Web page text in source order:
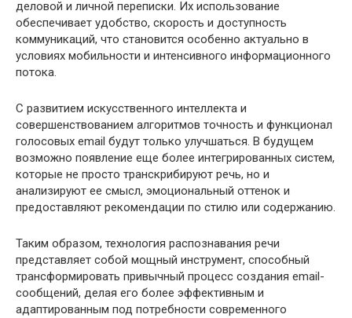
деловой и личной переписки. Их использование
обеспечивает удобство, скорость и доступность
коммуникаций, что становится особенно актуально в
условиях мобильности и интенсивного информационного
потока.
С развитием искусственного интеллекта и
совершенствованием алгоритмов точность и функционал
голосовых email будут только улучшаться. В будущем
возможно появление еще более интегрированных систем,
которые не просто транскрибируют речь, но и
анализируют ее смысл, эмоциональный оттенок и
предоставляют рекомендации по стилю или содержанию.
Таким образом, технология распознавания речи
представляет собой мощный инструмент, способный
трансформировать привычный процесс создания email-
сообщений, делая его более эффективным и
адаптированным под потребности современного